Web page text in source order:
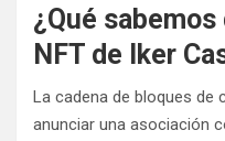
¿Qué
NFT de Iker
La cadena de bloques de
anunciar una asociación